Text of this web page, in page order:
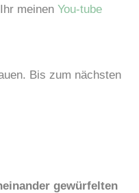
meinenYou-tube
Bis zum nächsten
gewürfelten